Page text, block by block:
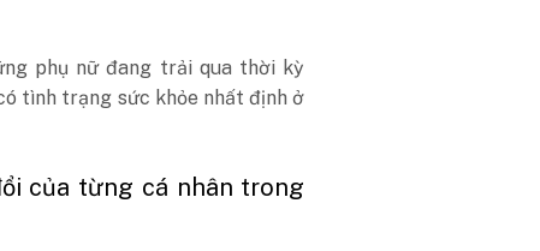
phụ nữ đang trải qua thời kỳ
tình trạng sức khỏe nhất định ở
của từng cá nhân trong